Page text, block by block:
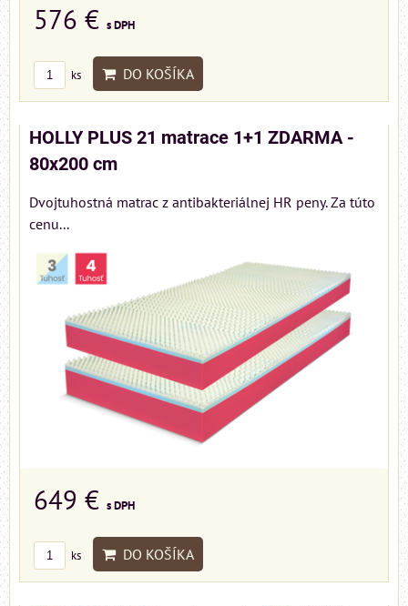
576 € s DPH
ks DO KOŠÍKA
HOLLY PLUS 21 matrace 1+1 ZDARMA -
80x200 cm
Dvojtuhostná matrac z antibakteriálnej HR peny. Za túto
cenu...
649 € s DPH
ks DO KOŠÍKA